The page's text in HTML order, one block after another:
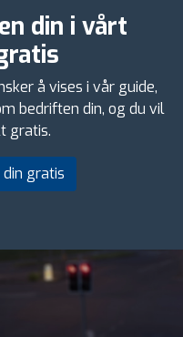
din i vårt
å vises i vår guide,
bedriften din, og du vil
gratis.
gratis